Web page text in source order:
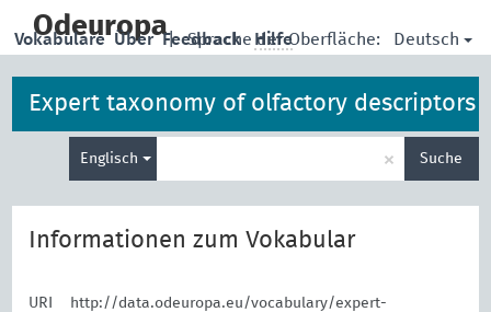
main
Odeuropa| Sprache der Oberfläche: Deutsch
Vokabulare Über Feedback Hilfe
Expert taxonomy of olfactory descriptors
Englisch × Suche
Informationen zum Vokabular
URI
http://data.odeuropa.eu/vocabulary/expert-